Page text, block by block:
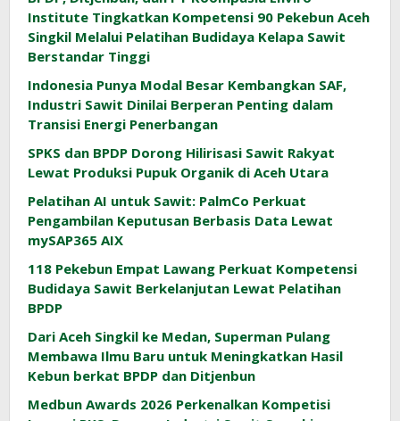
Institute Tingkatkan Kompetensi 90 Pekebun Aceh
Singkil Melalui Pelatihan Budidaya Kelapa Sawit
Berstandar Tinggi
Indonesia Punya Modal Besar Kembangkan SAF,
Industri Sawit Dinilai Berperan Penting dalam
Transisi Energi Penerbangan
SPKS dan BPDP Dorong Hilirisasi Sawit Rakyat
Lewat Produksi Pupuk Organik di Aceh Utara
Pelatihan AI untuk Sawit: PalmCo Perkuat
Pengambilan Keputusan Berbasis Data Lewat
mySAP365 AIX
118 Pekebun Empat Lawang Perkuat Kompetensi
Budidaya Sawit Berkelanjutan Lewat Pelatihan
BPDP
Dari Aceh Singkil ke Medan, Superman Pulang
Membawa Ilmu Baru untuk Meningkatkan Hasil
Kebun berkat BPDP dan Ditjenbun
Medbun Awards 2026 Perkenalkan Kompetisi